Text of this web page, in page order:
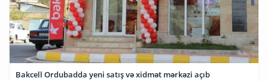
Bakcell Ordubadda yeni satış və xidmət mərkəzi açıb